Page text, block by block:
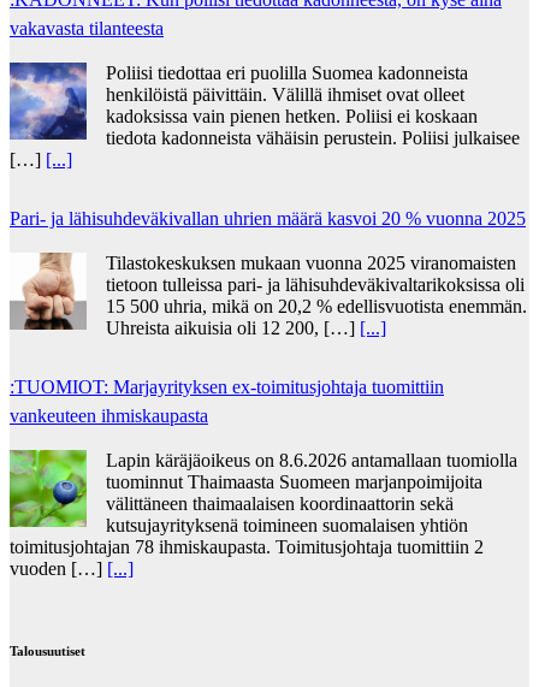
vakavasta tilanteesta
Poliisi tiedottaa eri puolilla Suomea kadonneista
henkilöistä päivittäin. Välillä ihmiset ovat olleet
kadoksissa vain pienen hetken. Poliisi ei koskaan
tiedota kadonneista vähäisin perustein. Poliisi julkaisee
[…] [...]
Pari- ja lähisuhdeväkivallan uhrien määrä kasvoi 20 % vuonna 2025
Tilastokeskuksen mukaan vuonna 2025 viranomaisten
tietoon tulleissa pari- ja lähisuhdeväkivaltarikoksissa oli
15 500 uhria, mikä on 20,2 % edellisvuotista enemmän.
Uhreista aikuisia oli 12 200, […] [...]
:TUOMIOT: Marjayrityksen ex-toimitusjohtaja tuomittiin
vankeuteen ihmiskaupasta
Lapin käräjäoikeus on 8.6.2026 antamallaan tuomiolla
tuominnut Thaimaasta Suomeen marjanpoimijoita
välittäneen thaimaalaisen koordinaattorin sekä
kutsujayrityksenä toimineen suomalaisen yhtiön
toimitusjohtajan 78 ihmiskaupasta. Toimitusjohtaja tuomittiin 2
vuoden […] [...]
Talousuutiset